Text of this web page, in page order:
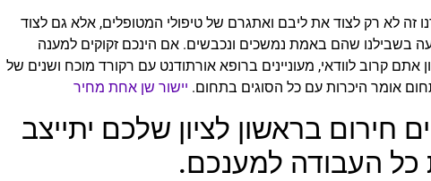
זה לא רק לצוד את ליבם ואתגרם של טיפולי המטופלים, אלא גם לצוד
בשבילנו שהם באמת נמשכים ונכבשים. אם הינכם זקוקים למענה
אתם קרוב לוודאי, מעוניינים ברופא אורתודנט עם רקורד מוכח ושנים של
אומר היכרות עם כל הסוגים בתחום. יישור שן אחת מחיר
חירום בראשון לציון שלכם יתייצב
כל העבודה למענכם.